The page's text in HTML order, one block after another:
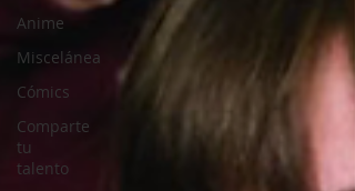
Anime
Miscelánea
Cómics
Comparte
tu
talento